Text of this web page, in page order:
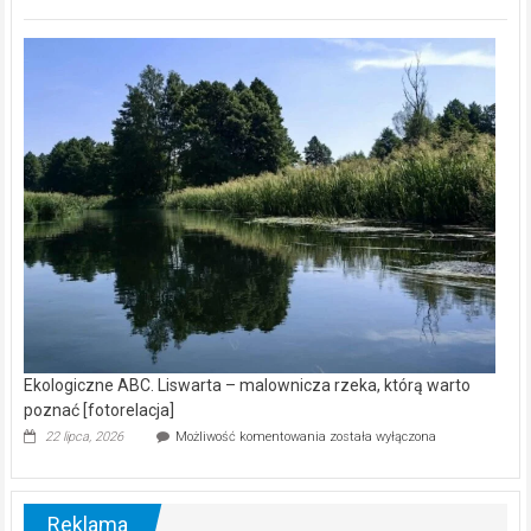
kamerą
wśród
Ekologiczne ABC. Liswarta – malownicza rzeka, którą warto
poznać [fotorelacja]
22 lipca, 2026 Możliwość komentowania Ekologiczne
–
została wyłączona
Reklama